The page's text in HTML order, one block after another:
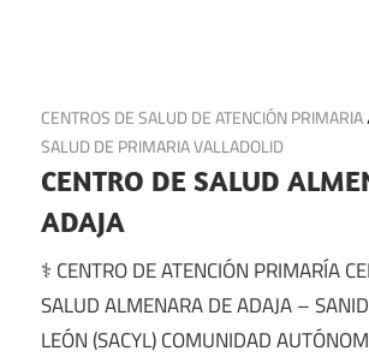
22 de julio de 2025
CENTROS DE SALUD DE ATENCIÓN PRIMARIA
SALUD DE PRIMARIA VALLADOLID
CENTRO DE SALUD
ADAJA
⚕️ CENTRO DE ATENCIÓN PRIMARÍA
SALUD ALMENARA DE ADAJA –
LEÓN (SACYL) COMUNIDAD